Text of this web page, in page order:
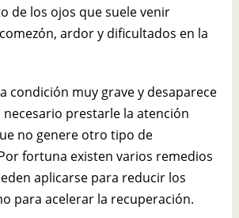
de los ojos que suele venir
ardor y dificultados en la
condición muy grave y desaparece
necesario prestarle la atención
no genere otro tipo de
fortuna existen varios remedios
aplicarse para reducir los
para acelerar la recuperación.